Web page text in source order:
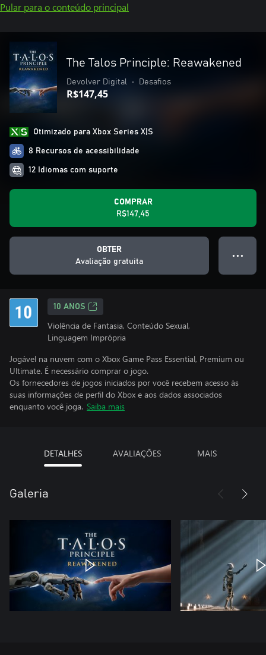
Pular para o conteúdo principal
The Talos Principle: Reawakened
Devolver Digital • Desafios
R$147,45
Otimizado para Xbox Series X|S
8 Recursos de acessibilidade
12 Idiomas com suporte
COMPRAR
R$147,45
OBTER
Avaliação gratuita
● ● ●
10 ANOS
Violência de Fantasia, Conteúdo Sexual,
Linguagem Imprópria
Jogável na nuvem com o Xbox Game Pass Essential, Premium ou
Ultimate. É necessário comprar o jogo.
Os fornecedores de jogos iniciados por você recebem acesso às
suas informações de perfil do Xbox e aos dados associados
enquanto você joga. Saiba mais
DETALHES AVALIAÇÕES MAIS
Galeria